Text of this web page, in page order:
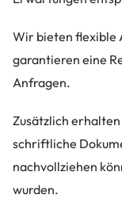
Wir bieten flexible
garantieren eine
Anfragen.
Zusätzlich
schriftliche
nachvollziehen
wurden.